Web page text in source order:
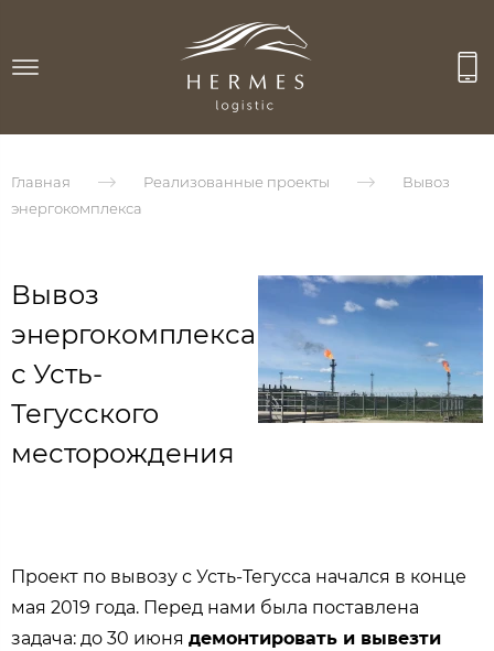
Главная Реализованные проекты
Вывоз
энергокомплекса
Вывоз
энергокомплекса
с Усть-
Тегусского
месторождения
Проект по вывозу с Усть-Тегусса начался в конце
мая 2019 года. Перед нами была поставлена
задача: до 30 июня демонтировать и вывезти